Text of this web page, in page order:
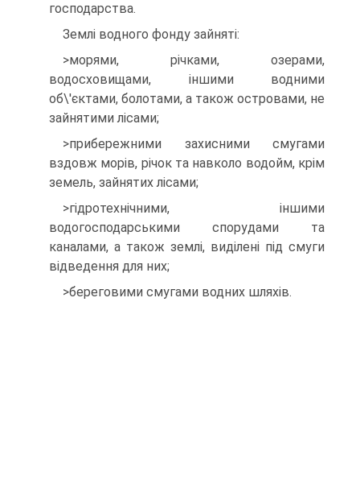
госпо­дарства.
Землі водного фонду зайняті:
>морями, річками, озерами,
водосховищами, іншими водними
об\'єктами, болотами, а також островами, не
зайнятими лісами;
>прибережними захисними смугами
вздовж морів, річок та навколо водойм, крім
земель, зайнятих лісами;
>гідротехнічними, іншими
водогосподарськими спорудами та
каналами, а також землі, виділені під смуги
відведення для них;
>береговими смугами водних шляхів.